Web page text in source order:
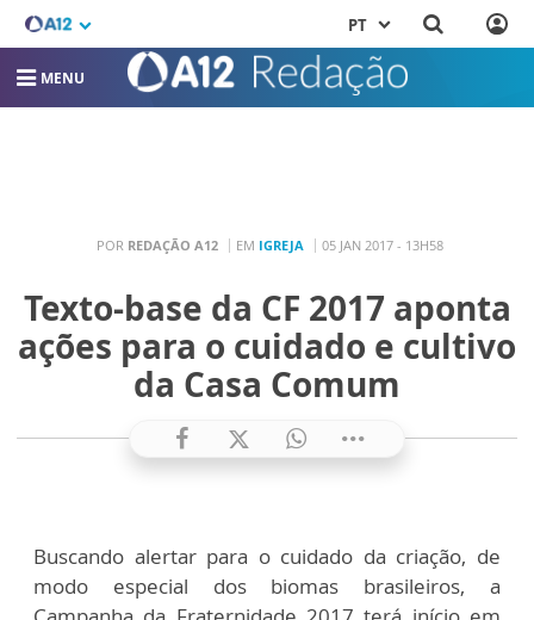
PT
MENU
POR REDAÇÃO A12 EM IGREJA 05 JAN 2017 - 13H58
Texto-base da CF 2017 aponta
ações para o cuidado e cultivo
da Casa Comum
Buscando alertar para o cuidado da criação, de
modo especial dos biomas brasileiros, a